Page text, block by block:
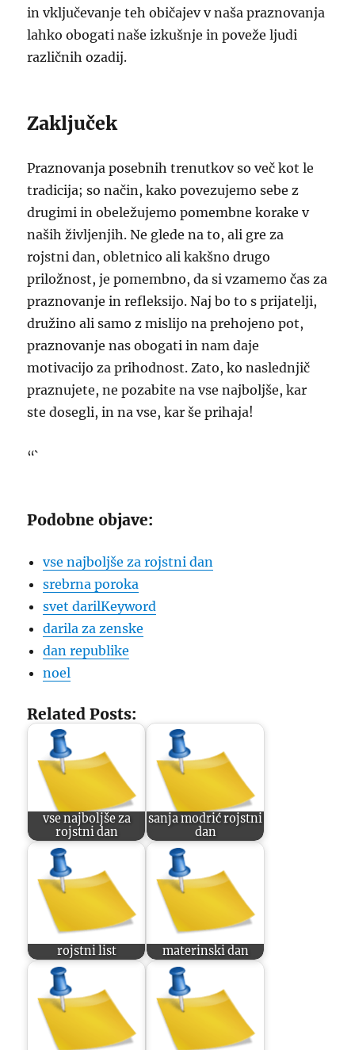
in vključevanje teh običajev v naša praznovanja
lahko obogati naše izkušnje in poveže ljudi
različnih ozadij.
Zaključek
Praznovanja posebnih trenutkov so več kot le
tradicija; so način, kako povezujemo sebe z
drugimi in obeležujemo pomembne korake v
naših življenjih. Ne glede na to, ali gre za
rojstni dan, obletnico ali kakšno drugo
priložnost, je pomembno, da si vzamemo čas za
praznovanje in refleksijo. Naj bo to s prijatelji,
družino ali samo z mislijo na prehojeno pot,
praznovanje nas obogati in nam daje
motivacijo za prihodnost. Zato, ko naslednjič
praznujete, ne pozabite na vse najboljše, kar
ste dosegli, in na vse, kar še prihaja!
“`
Podobne objave:
vse najboljše za rojstni dan
srebrna poroka
svet darilKeyword
darila za zenske
dan republike
noel
Related Posts:
vse najboljše za
rojstni dan
sanja modrić rojstni
dan
rojstni list materinski dan